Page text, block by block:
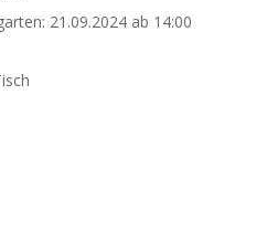
21.09.2024 ab 14:00